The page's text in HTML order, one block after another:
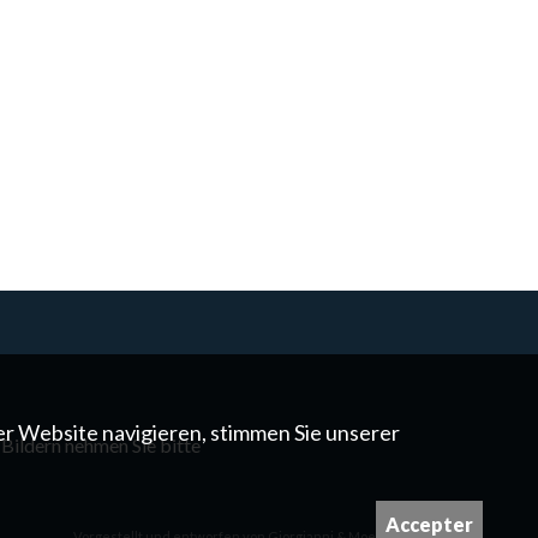
nehmen Sie bitte
Website navigieren, stimmen Sie unserer
Accepter